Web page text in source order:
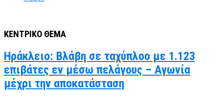
ΚΕΝΤΡΙΚΟ ΘΕΜΑ
Ηράκλειο: Βλάβη σε ταχύπλοο με 1.123
επιβάτες εν μέσω πελάγους – Αγωνία
μέχρι την αποκατάσταση